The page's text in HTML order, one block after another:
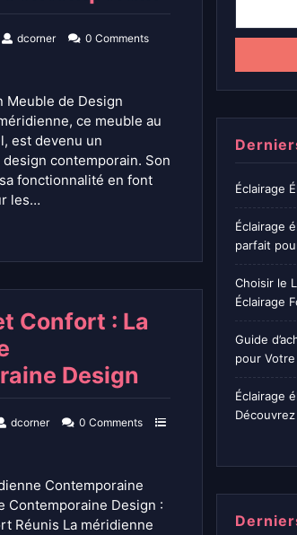
dcorner
0 Comments
Meuble de Design
ce meuble au
est devenu un
contemporain. Son
fonctionnalité en font
les…
Confort : La
Design
dcorner
0 Comments
Contemporaine
Contemporaine Design :
Réunis La méridienne
Éclairage
Éclairage
parfait
Choisir le
Éclairage
Guide
pour
Éclairage